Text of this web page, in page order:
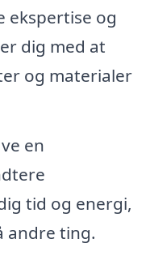
ekspertise og
dig med at
og materialer
en
tid og energi,
andre ting.